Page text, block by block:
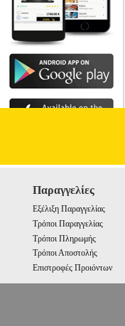
Παραγγελίες
Εξέλιξη Παραγγελίας
Τρόποι Παραγγελίας
Τρόποι Πληρωμής
Τρόποι Αποστολής
Επιστροφές Προιόντων